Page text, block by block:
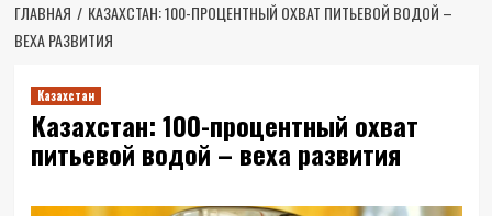
ГЛАВНАЯ
КАЗАХСТАН: 100-ПРОЦЕНТНЫЙ ОХВАТ ПИТЬЕВОЙ ВОДОЙ –
ВЕХА РАЗВИТИЯ
Казахстан
Казахстан: 100-процентный охват
питьевой водой – веха развития